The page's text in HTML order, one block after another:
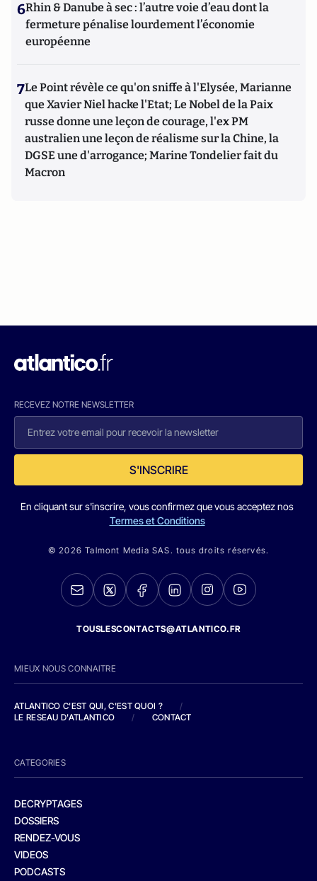
6Rhin & Danube à sec : l’autre voie d’eau dont la
fermeture pénalise lourdement l’économie
européenne
7Le Point révèle ce qu'on sniffe à l'Elysée, Marianne
que Xavier Niel hacke l'Etat; Le Nobel de la Paix
russe donne une leçon de courage, l'ex PM
australien une leçon de réalisme sur la Chine, la
DGSE une d'arrogance; Marine Tondelier fait du
Macron
RECEVEZ NOTRE NEWSLETTER
S'INSCRIRE
En cliquant sur s'inscrire, vous confirmez que vous acceptez nos
Termes et Conditions
© 2026 Talmont Media SAS. tous droits réservés.
TOUSLESCONTACTS@ATLANTICO.FR
MIEUX NOUS CONNAITRE
ATLANTICO C'EST QUI, C'EST QUOI ?
/
LE RESEAU D'ATLANTICO
/ CONTACT
CATEGORIES
DECRYPTAGES
DOSSIERS
RENDEZ-VOUS
VIDEOS
PODCASTS